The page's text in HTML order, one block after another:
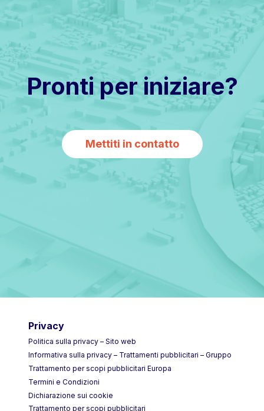
Pronti per iniziare?
Mettiti in contatto
Privacy
Politica sulla privacy – Sito web
Informativa sulla privacy – Trattamenti pubblicitari – Gruppo
Trattamento per scopi pubblicitari Europa
Termini e Condizioni
Dichiarazione sui cookie
Trattamento per scopi pubblicitari